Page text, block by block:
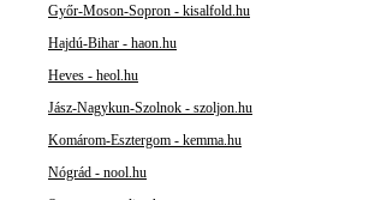
Győr-Moson-Sopron - kisalfold.hu
Hajdú-Bihar - haon.hu
Heves - heol.hu
Jász-Nagykun-Szolnok - szoljon.hu
Komárom-Esztergom - kemma.hu
Nógrád - nool.hu